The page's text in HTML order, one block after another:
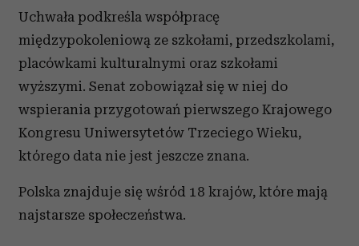
Uchwała podkreśla współpracę
międzypokoleniową ze szkołami, przedszkolami,
placówkami kulturalnymi oraz szkołami
wyższymi. Senat zobowiązał się w niej do
wspierania przygotowań pierwszego Krajowego
Kongresu Uniwersytetów Trzeciego Wieku,
którego data nie jest jeszcze znana.
Polska znajduje się wśród 18 krajów, które mają
najstarsze społeczeństwa.